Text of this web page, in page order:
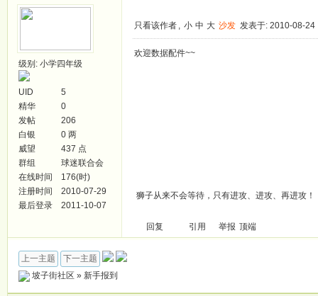
级别: 小学四年级
UID
5
精华
0
发帖
206
白银
0 两
威望
437 点
群组
球迷联合会
在线时间
176(时)
注册时间
2010-07-29
最后登录
2011-10-07
只看该作者 , 小 中 大 沙发 发表于: 2010-08-24
欢迎数据配件~~
狮子从来不会等待，只有进攻、进攻、再进攻！
回复 引用 举报 顶端
上一主题
下一主题
坡子街社区 » 新手报到